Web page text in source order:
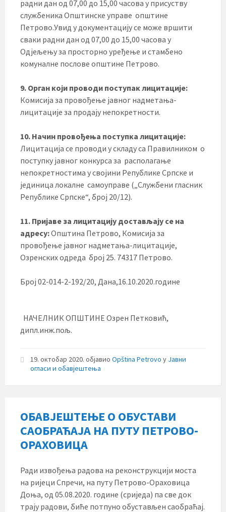
радни дан од 07,00 до 15,00 часова у присуству
службеника Општинске управе општине
Петрово.Увид у документацију се може вршити
сваки радни дан од 07,00 до 15,00 часова у
Одјељењу за просторно уређење и стамбено
комуналне послове општине Петрово.
9. Орган који проводи поступак лицитације:
Комисија за провођење јавног надметања-
лицитације за продају непокретности.
10. Начин провођења поступка лицитације:
Лицитација се проводи у складу са Правилником о
поступку јавног конкурса за располагање
непокретностима у својини Републике Српске и
јединица локалне самоуправе („Службени гласник
Републике Српске“, број 20/12).
11. Пријаве за лицитацију достављају се на
адресу:Општина Петрово, Комисија за
провођење јавног надметања-лицитације,
Озренских одреда број 25. 74317 Петрово.
Број 02-014-2-192/20, Дана,16.10.2020.године
НАЧЕЛНИК ОПШТИНЕ Озрен Петковић,
дипл.инж.пољ.
19. октобар 2020. објавио Opština Petrovo у Јавни
огласи и обавјештења
ОБАВЈЕШТЕЊЕ О ОБУСТАВИ
САОБРАЋАЈА НА ПУТУ ПЕТРОВО-
ОРАХОВИЦА
Ради извођења радова на реконструкцији моста
на ријеци Спречи, на путу Петрово-Ораховица
Доња, од 05.08.2020. године (сриједа) па све док
трају радови, биће потпуно обустављен саобраћај.